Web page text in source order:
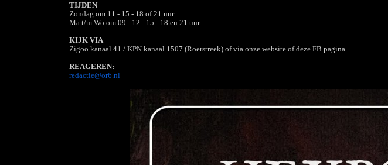
TIJDEN
Zondag om 11 - 15 - 18 of 21 uur
Ma t/m Wo om 09 - 12 - 15 - 18 en 21 uur
KIJK VIA
Zigoo kanaal 41 / KPN kanaal 1507 (Roerstreek) of via onze website of deze FB pagina.
REAGEREN:
redactie@or6.nl